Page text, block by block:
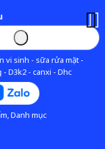
vi sinh - sữa rửa mặt -
D3k2 - canxi - Dhc
Danh mục